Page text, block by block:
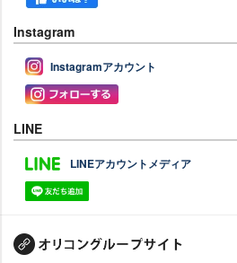
Instagram
Instagramアカウント
LINE
LINEアカウントメディア